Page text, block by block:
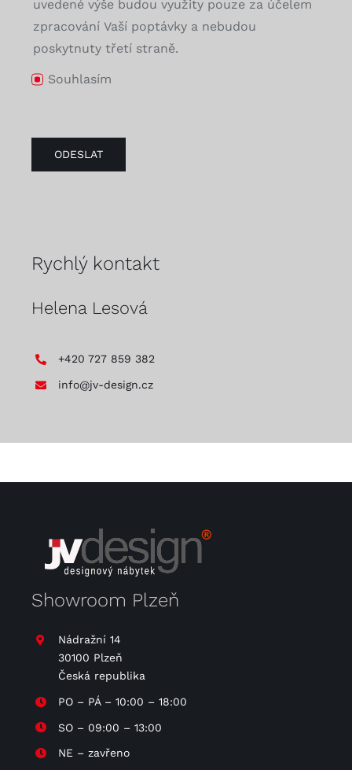
uvedené výše budou využity pouze za účelem
zpracování Vaší poptávky a nebudou
poskytnuty třetí straně.
Souhlasím
ODESLAT
Rychlý kontakt
Helena Lesová
+420 727 859 382
info@jv-design.cz
Showroom Plzeň
Nádražní 14
30100 Plzeň
Česká republika
PO – PÁ – 10:00 – 18:00
SO – 09:00 – 13:00
NE – zavřeno